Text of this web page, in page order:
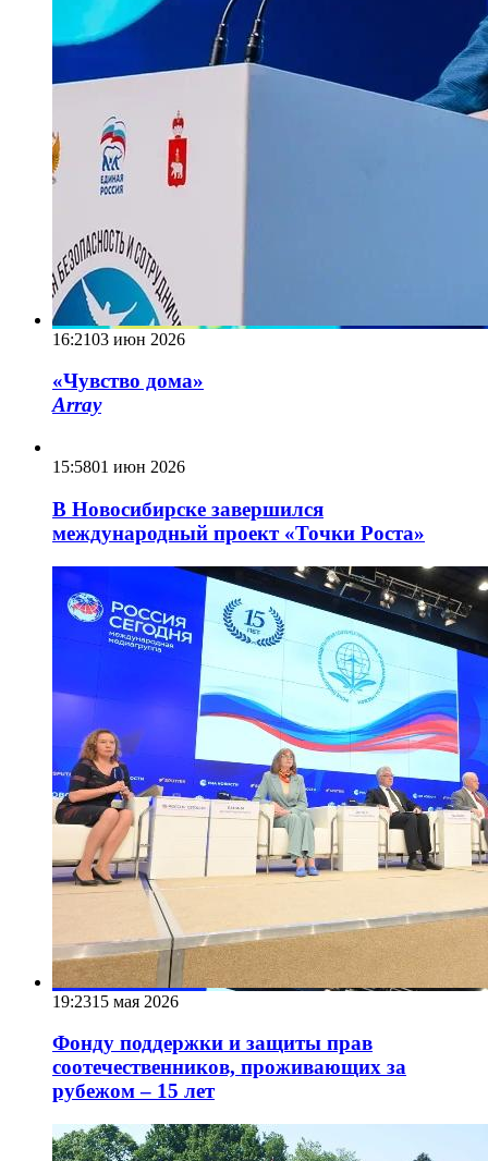
16:2103 июн 2026
«Чувство дома»
Array
15:5801 июн 2026
В Новосибирске завершился
международный проект «Точки Роста»
19:2315 мая 2026
Фонду поддержки и защиты прав
соотечественников, проживающих за
рубежом – 15 лет